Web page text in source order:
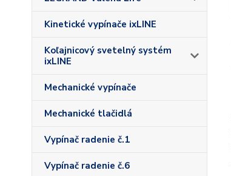
Kinetické vypínače ixLINE
Koľajnicový svetelný systém
ixLINE
Mechanické vypínače
Mechanické tlačidlá
Vypínač radenie č.1
Vypínač radenie č.6